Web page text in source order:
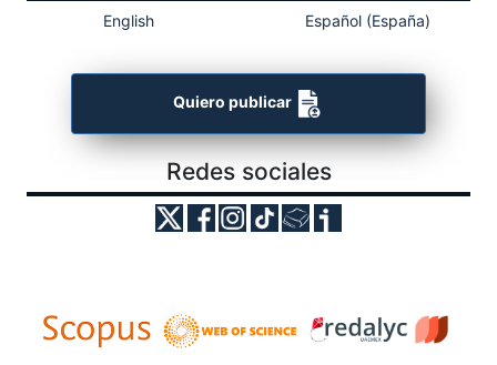
English Español (España)
Quiero publicar
Redes sociales